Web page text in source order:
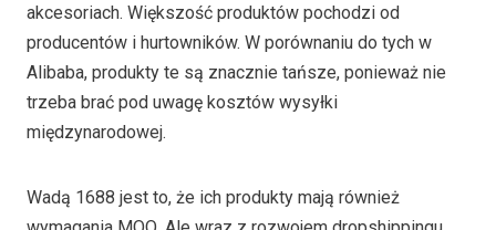
akcesoriach. Większość produktów pochodzi od
producentów i hurtowników. W porównaniu do tych w
Alibaba, produkty te są znacznie tańsze, ponieważ nie
trzeba brać pod uwagę kosztów wysyłki
międzynarodowej.
Wadą 1688 jest to, że ich produkty mają również